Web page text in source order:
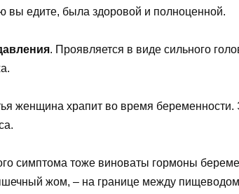
вы едите, была здоровой и полноценной.
. Проявляется в виде сильного
женщина храпит во время беременности.
симптома тоже виноваты гормоны
жом, ­– на границе между пищеводом